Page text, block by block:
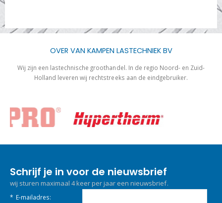
OVER VAN KAMPEN LASTECHNIEK BV
Wij zijn een lastechnische groothandel. In de regio Noord- en Zuid-
Holland leveren wij rechtstreeks aan de eindgebruiker.
Schrijf je in voor de nieuwsbrief
wij sturen maximaal 4 keer per jaar een nieuwsbrief.
* E-mailadres: